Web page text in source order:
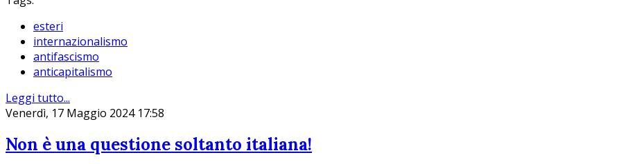
esteri
internazionalismo
antifascismo
anticapitalismo
Leggi tutto...
Venerdì, 17 Maggio 2024 17:58
Non è una questione soltanto italiana!